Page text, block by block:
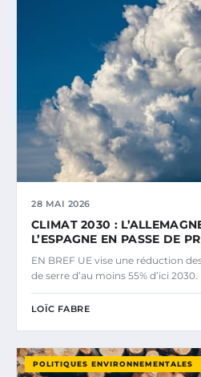
28 MAI 2026
CLIMAT 2030 :
L’ESPAGNE EN PASSE DE
EN BREF UE vise une réduction
de serre d’au moins 55% d’ici 2030.
LOÏC FABRE
POLITIQUES ENVIRONNEMENTALES